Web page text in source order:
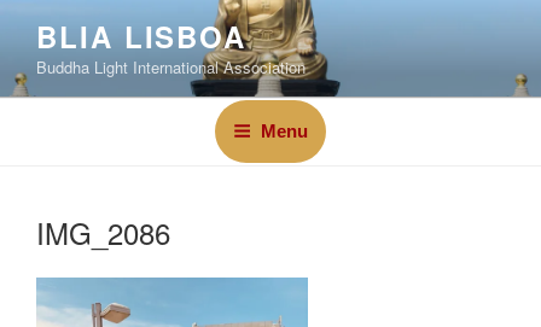
BLIA LISBOA
Buddha Light International Association
Menu
IMG_2086